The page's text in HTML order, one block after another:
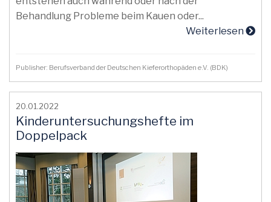
Behandlung Probleme beim Kauen oder...
Weiterlesen
Publisher: Berufsverband der Deutschen Kieferorthopäden e.V. (BDK)
20.01.2022
Kinderuntersuchungshefte im
Doppelpack